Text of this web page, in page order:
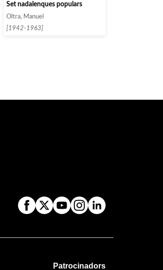
Set nadalenques populars
Oltra, Manuel
[1942-1963]
Patrocinadors